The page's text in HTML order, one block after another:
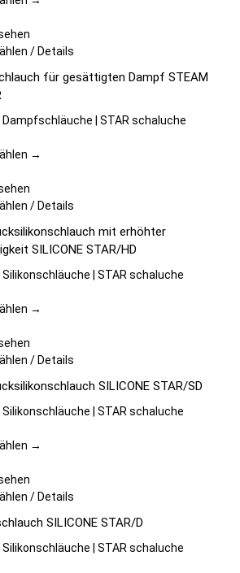
auf
Produktseite
werden
Dieses
weist
Varianten
Die
auf
Produktseite
gewählt
werden
/ Details
für gesättigten Dampf STEAM
Dampfschläuche | STAR schaluche
→
Dieses
weist
mehrere
Varianten
Die
auf
Produktseite
gewählt
/ Details
mit erhöhter
SILICONE STAR/HD
| STAR schaluche
→
Dieses
weist
mehrere
auf.
können
der
Produktseite
/ Details
SILICONE STAR/SD
| STAR schaluche
→
Dieses
weist
mehrere
/ Details
SILICONE STAR/D
| STAR schaluche